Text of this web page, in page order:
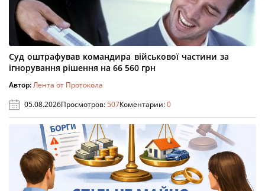
Суд оштрафував командира військової частини за
ігнорування рішення на 66 560 грн
Автор:Лента от Протокола
05.08.2026Просмотров:507Коментарии:0